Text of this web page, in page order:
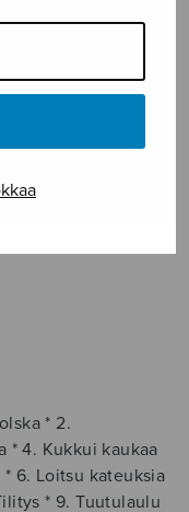
* 2.
* 4. Kukkui kaukaa
6. Loitsu kateuksia
* 9. Tuutulaulu